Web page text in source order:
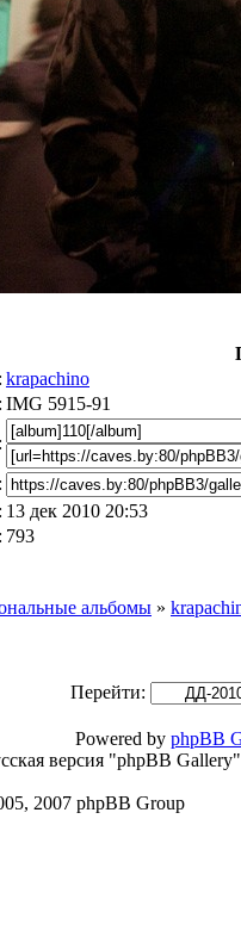
krapachino
IMG 5915-91
13 дек 2010 20:53
793
альбомы »
Перейти:
Powered by phpBB
версия "phpBB
2007 phpBB Group